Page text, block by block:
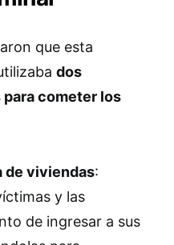
que esta
dos
cometer los
de viviendas:
y las
de ingresar a sus